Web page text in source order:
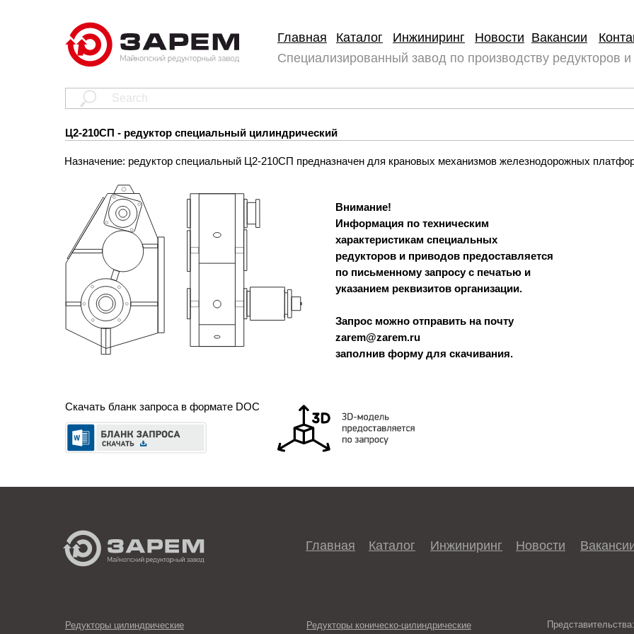
Каталог Инжиниринг Новости
Главная
Вакансии
Специализированный завод по производству редукторов
Назначение: редуктор специальный Ц2-210СП предназначен для крановых механизмов железнодорожных
Скачать бланк запроса в формате DOC
Внимание!
Информация по техническим
характеристикам специальных
редукторов и приводов предоставляется
по письменному запросу с печатью и
указанием реквизитов организации.
Запрос можно отправить на почту
zarem@zarem.ru
заполнив форму для скачивания.
Ц2-210СП - редуктор специальный цилиндрический
Каталог Инжиниринг
Главная Новости
Редукторы цилиндрические Редукторы коническо-цилиндрические
Представительства: